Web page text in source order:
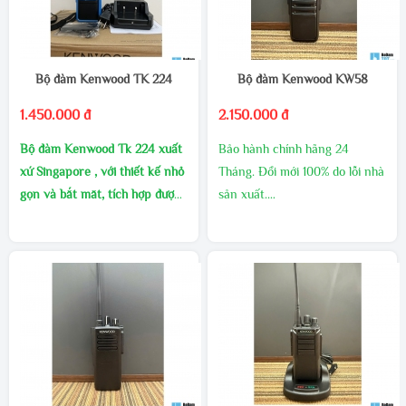
Bộ đàm Kenwood TK 224
1.450.000 đ
Bộ đàm Kenwood Tk 224 xuất
xứ Singapore , với thiết kế nhỏ
gọn và bắt măt, tích hợp được
Dung lượng pin cực lơn : 5200
Dãy tần: Tần số UHF 400-
Số kênh: 16 kênh tần số sử
dụng công nghệ mã hóa tín
Bộ đàm Kenwood KW58
2.150.000 đ
Bảo hành chính hãng 24
Tháng. Đổi mới 100% do lỗi nhà
sản xuất.
Pin :4500mAh: Thời gian sử
Hộp sản phẩm : 01 máy bộ
đàm, 01 Pin, 01 adapter, 01 cáp
sạc, 01 bát cài lưng, 01 anten,
01 sách hướng dẫn.